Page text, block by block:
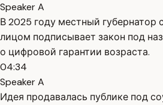
Speaker A
В 2025 году местный губернатор
лицом подписывает закон под
о цифровой гарантии возраста.
04:34
Speaker A
Идея продавалась публике под